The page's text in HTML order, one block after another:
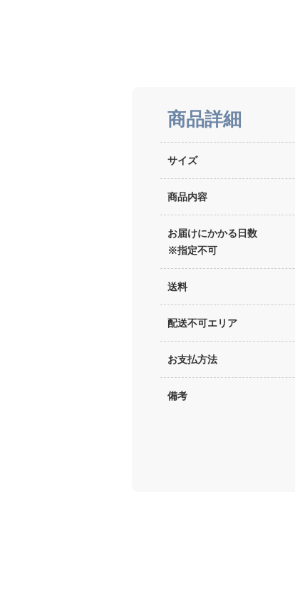
商品詳細
サイズ
商品内容
お届けにかかる日数
※指定不可
送料
配送不可エリア
お支払方法
備考